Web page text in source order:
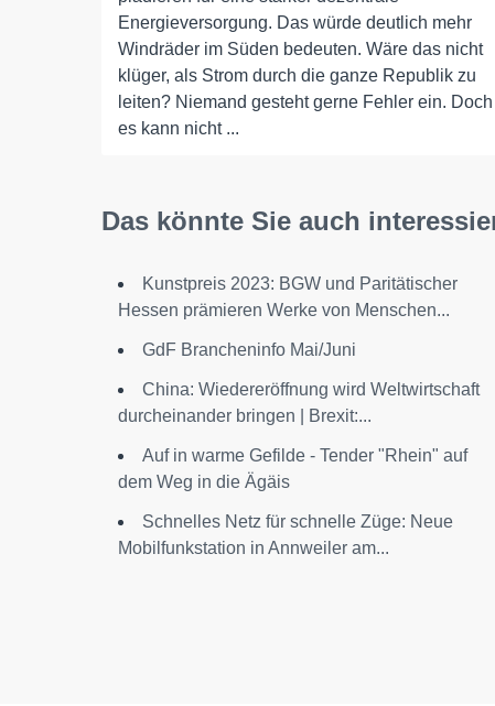
Energieversorgung. Das würde deutlich mehr
Windräder im Süden bedeuten. Wäre das nicht
klüger, als Strom durch die ganze Republik zu
leiten? Niemand gesteht gerne Fehler ein. Doch
es kann nicht ...
Das könnte Sie auch
Kunstpreis 2023: BGW und Paritätischer
Hessen prämieren Werke von Menschen...
GdF Brancheninfo Mai/Juni
China: Wiedereröffnung wird Weltwirtschaft
durcheinander bringen | Brexit:...
Auf in warme Gefilde - Tender "Rhein" auf
dem Weg in die Ägäis
Schnelles Netz für schnelle Züge: Neue
Mobilfunkstation in Annweiler am...